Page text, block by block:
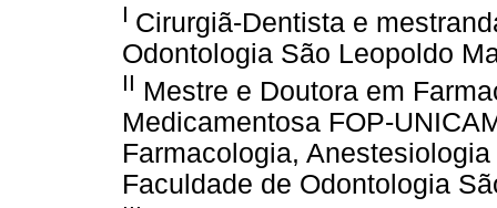
I Cirurgiã-Dentista e
Odontologia São Leopoldo
II Mestre e Doutora em
Medicamentosa FOP-
Farmacologia,
Faculdade de Odontologia